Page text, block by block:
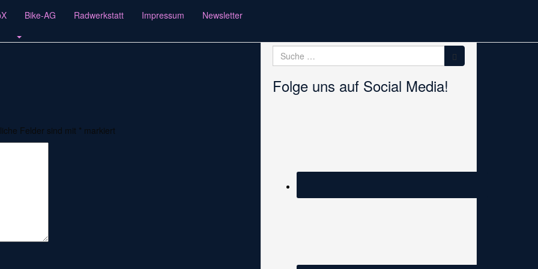
Bike-AG Radwerkstatt Impressum Newsletter
Felder sind mit * markiert
Suche
nach:
Folge uns auf Social Media!